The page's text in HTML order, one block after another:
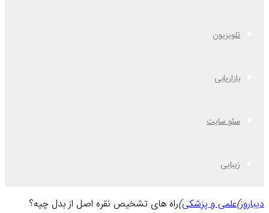
تلویزیون
بازاریابی
سئو سایت
زیبایی
دیباروز)علمی و پزشکی)راه های تشخیص نقره اصل از بدل چیه؟